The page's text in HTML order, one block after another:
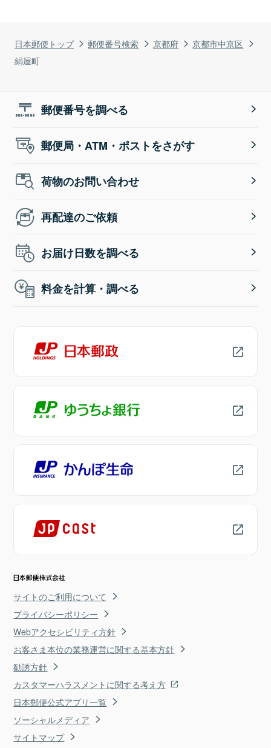
日本郵便トップ 郵便番号検索 京都府
京都市中京区
絹屋町
郵便番号を調べる
郵便局・ATM・ポストをさがす
荷物のお問い合わせ
再配達のご依頼
お届け日数を調べる
料金を計算・調べる
サイトのご利用について
プライバシーポリシー
Webアクセシビリティ方針
お客さま本位の業務運営に関する基本方針
勧誘方針
カスタマーハラスメントに関する考え方
日本郵便公式アプリ一覧
ソーシャルメディア
サイトマップ